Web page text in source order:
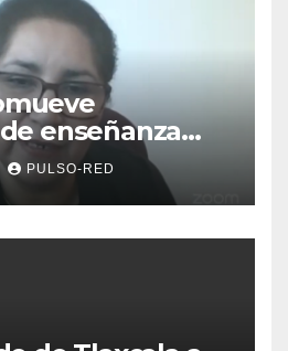
enseñanza
el contexto de
PULSO-RED